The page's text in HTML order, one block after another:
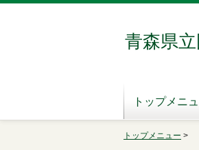
青森県
トップメニ
トップメニュー >